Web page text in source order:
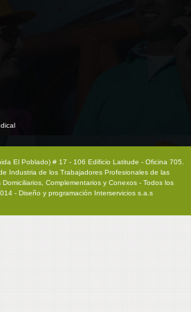
El Poblado) # 17 - 106 Edificio Latitude - Oficina 705.
Industria de los Trabajadores Profesionales de las
Complementarios y Conexos - Todos los
- Diseño y programación Interservicios s.a.s